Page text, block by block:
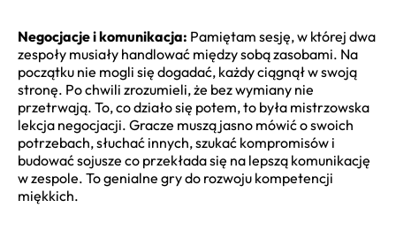
Negocjacje i komunikacja: Pamiętam sesję, w której dwa
zespoły musiały handlować między sobą zasobami. Na
początku nie mogli się dogadać, każdy ciągnął w swoją
stronę. Po chwili zrozumieli, że bez wymiany nie
przetrwają. To, co działo się potem, to była mistrzowska
lekcja negocjacji. Gracze muszą jasno mówić o swoich
potrzebach, słuchać innych, szukać kompromisów i
budować sojusze co przekłada się na lepszą komunikację
w zespole. To genialne gry do rozwoju kompetencji
miękkich.